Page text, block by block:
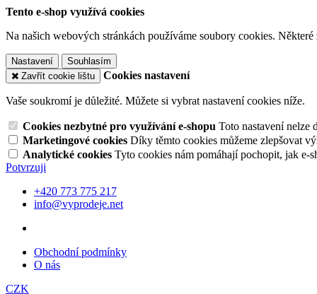
Tento e-shop využívá cookies
Na našich webových stránkách používáme soubory cookies.
Nastavení
Souhlasím
Zavřít cookie lištu
Cookies nastavení
Vaše soukromí je důležité. Můžete si vybrat nastavení cookies níže.
Cookies nezbytné pro využívání e-shopu Toto nastavení nelze
Marketingové cookies Díky těmto cookies můžeme zlepšovat
Analytické cookies Tyto cookies nám pomáhají pochopit, jak e-
Potvrzuji
+420 773 775 217
info@vyprodeje.net
Obchodní podmínky
O nás
CZK